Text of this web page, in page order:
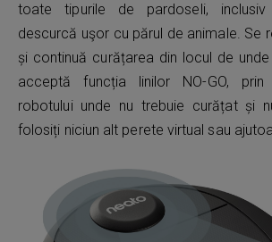
toate tipurile de pardoseli,
descurcă uşor cu părul de animale. Se
și continuă curățarea din locul de
acceptă funcția linilor NO-GO,
robotului unde nu trebuie curățat și
folosiți niciun alt perete virtual sau